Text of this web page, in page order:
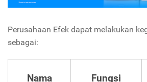
Perusahaan Efek dapat melakukan
sebagai:
Nama
Fungsi